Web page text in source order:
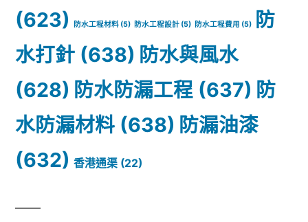
(623)
防水工程材料 (5) 防水工程設計 (5) 防水工程費用 (5)
防
水打針 (638) 防水與風水
(628) 防水防漏工程 (637) 防
水防漏材料 (638) 防漏油漆
(632) 香港通渠 (22)